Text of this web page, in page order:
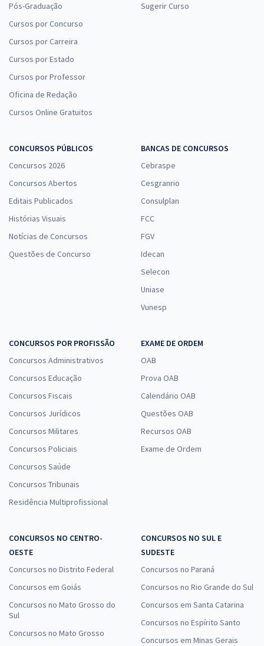
Pós-Graduação
Cursos por Concurso
Cursos por Carreira
Cursos por Estado
Cursos por Professor
Oficina de Redação
Cursos Online Gratuitos
Sugerir Curso
CONCURSOS PÚBLICOS
Concursos 2026
Concursos Abertos
Editais Publicados
Histórias Visuais
Notícias de Concursos
Questões de Concurso
BANCAS DE CONCURSOS
Cebraspe
Cesgranrio
Consulplan
FCC
FGV
Idecan
Selecon
Uniase
Vunesp
CONCURSOS POR PROFISSÃO
Concursos Administrativos
Concursos Educação
Concursos Fiscais
Concursos Jurídicos
Concursos Militares
Concursos Policiais
Concursos Saúde
Concursos Tribunais
Residência Multiprofissional
EXAME DE ORDEM
OAB
Prova OAB
Calendário OAB
Questões OAB
Recursos OAB
Exame de Ordem
CONCURSOS NO CENTRO-
OESTE
Concursos no Distrito Federal
Concursos em Goiás
Concursos no Mato Grosso do
Sul
Concursos no Mato Grosso
CONCURSOS NO SUL E
SUDESTE
Concursos no Paraná
Concursos no Rio Grande do Sul
Concursos em Santa Catarina
Concursos no Espírito Santo
Concursos em Minas Gerais